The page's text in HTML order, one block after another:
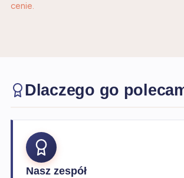
cenie.
Dlaczego go
Nasz zespół